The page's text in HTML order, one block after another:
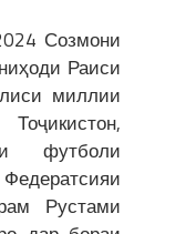
Созмони
Раиси
миллии
футболи
Рустами